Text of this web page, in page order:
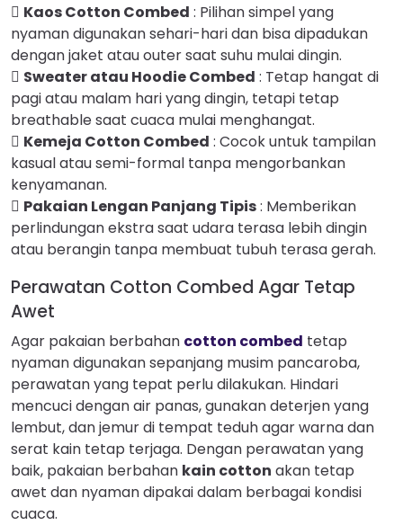
 Kaos Cotton Combed : Pilihan simpel yang
nyaman digunakan sehari-hari dan bisa dipadukan
dengan jaket atau outer saat suhu mulai dingin.
 Sweater atau Hoodie Combed : Tetap hangat di
pagi atau malam hari yang dingin, tetapi tetap
breathable saat cuaca mulai menghangat.
 Kemeja Cotton Combed : Cocok untuk tampilan
kasual atau semi-formal tanpa mengorbankan
kenyamanan.
 Pakaian Lengan Panjang Tipis: Memberikan
perlindungan ekstra saat udara terasa lebih dingin
atau berangin tanpa membuat tubuh terasa gerah.
Perawatan Cotton Combed Agar Tetap
Awet
Agar pakaian berbahan cotton combed tetap
nyaman digunakan sepanjang musim pancaroba,
perawatan yang tepat perlu dilakukan. Hindari
mencuci dengan air panas, gunakan deterjen yang
lembut, dan jemur di tempat teduh agar warna dan
serat kain tetap terjaga. Dengan perawatan yang
baik, pakaian berbahan kain cotton akan tetap
awet dan nyaman dipakai dalam berbagai kondisi
cuaca.